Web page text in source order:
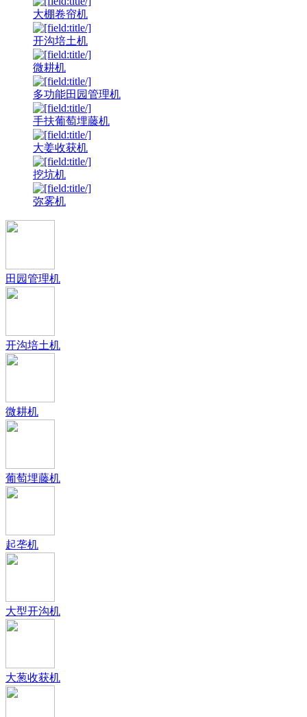
大棚卷帘机
开沟培土机
微耕机
多功能田园管理机
手扶葡萄埋藤机
大姜收获机
挖坑机
弥雾机
田园管理机
开沟培土机
微耕机
葡萄埋藤机
起垄机
大型开沟机
大葱收获机